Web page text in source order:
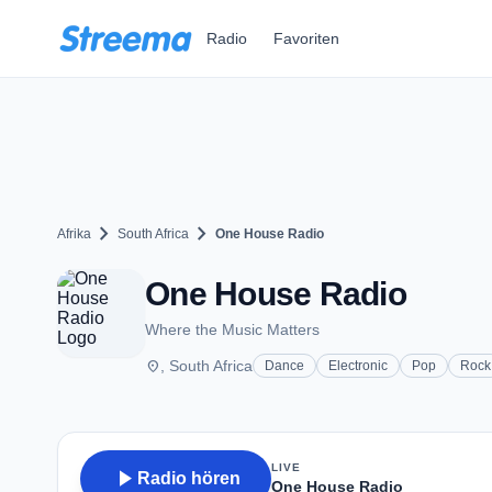
Radio Favoriten
Afrika chevron_right South Africa chevron_right One House Radio
One House Radio
Where the Music Matters
place , South Africa Dance Electronic Pop Rock
play_arrow Radio hören
LIVE
One House Radio